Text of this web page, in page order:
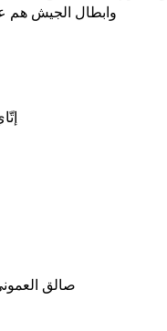
وابطال الجيش هم
صالق